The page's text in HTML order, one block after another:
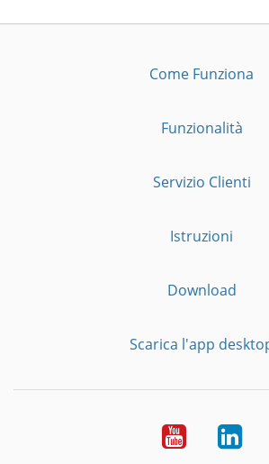
Come Funziona
Funzionalità
Servizio Clienti
Istruzioni
Download
Scarica l'app
YouTube